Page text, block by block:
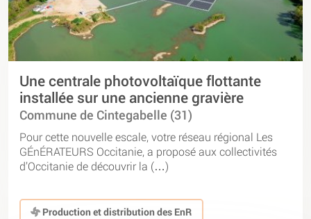
Une centrale photovoltaïque flottante
installée sur une ancienne gravière
Commune de Cintegabelle (31)
Pour cette nouvelle escale, votre réseau régional Les
GÉnÉRATEURS Occitanie, a proposé aux collectivités
d’Occitanie de découvrir la (…)
Production et distribution des EnR